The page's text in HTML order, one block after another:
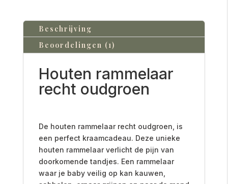
Beschrijving
Beoordelingen (1)
Houten rammelaar
recht oudgroen
De houten rammelaar recht oudgroen, is
een perfect kraamcadeau. Deze unieke
houten rammelaar verlicht de pijn van
doorkomende tandjes. Een rammelaar
waar je baby veilig op kan kauwen,